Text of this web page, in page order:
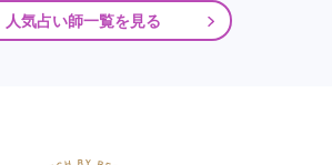
人気占い師一覧を見る